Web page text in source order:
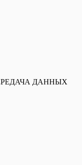
ДАННЫХ